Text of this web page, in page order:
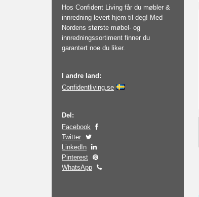
Hos Confident Living får du møbler &
innredning levert hjem til deg! Med
Nordens største møbel- og
innredningssortiment finner du
garantert noe du liker.
I andre land:
Confidentliving.se
Del:
Facebook
Twitter
LinkedIn
Pinterest
WhatsApp